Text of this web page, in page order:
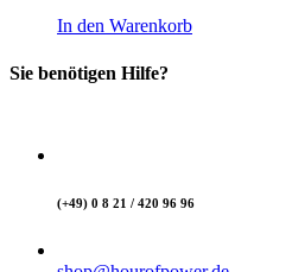
In den Warenkorb
Sie benötigen Hilfe?
(+49) 0 8 21 / 420 96 96